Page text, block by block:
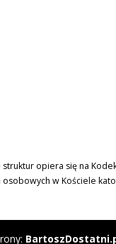
opiera się na
w Kościele